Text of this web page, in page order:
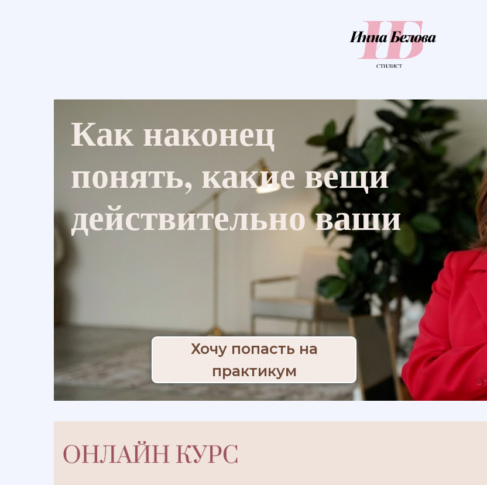
Хочу попасть на
практикум
Как наконец
понять, какие вещи
действительно ваши